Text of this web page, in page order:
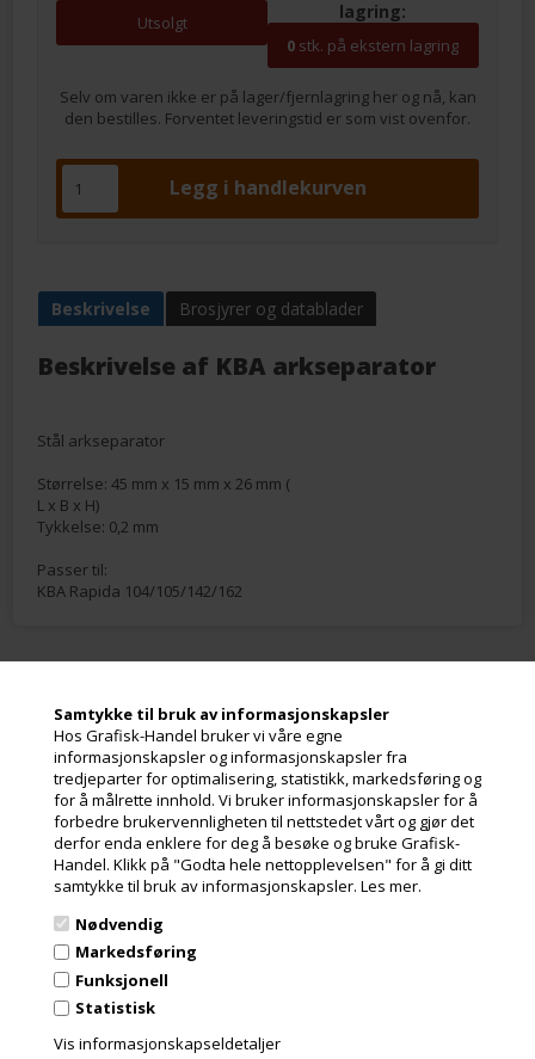
Samtykke til bruk av informasjonskapsler
Hos Grafisk-Handel bruker vi våre egne
informasjonskapsler og informasjonskapsler fra
tredjeparter for optimalisering, statistikk, markedsføring og
for å målrette innhold. Vi bruker informasjonskapsler for å
forbedre brukervennligheten til nettstedet vårt og gjør det
derfor enda enklere for deg å besøke og bruke Grafisk-
Handel. Klikk på "Godta hele nettopplevelsen" for å gi ditt
samtykke til bruk av informasjonskapsler. Les mer.
Nødvendig
Markedsføring
Funksjonell
Statistisk
Vis informasjonskapseldetaljer
Utsolgt
lagring:
0 stk. på ekstern lagring
Selv om varen ikke er på lager/fjernlagring her og nå, kan
den bestilles. Forventet leveringstid er som vist ovenfor.
Beskrivelse Brosjyrer og datablader
Beskrivelse af KBA arkseparator
Stål arkseparator
Størrelse: 45 mm x 15 mm x 26 mm (
L x B x H)
Tykkelse: 0,2 mm
Passer til:
KBA Rapida 104/105/142/162
Meld deg på nyhetsbrevet vårt og få gode
tilbud
Inneholder ofte store besparelser og nyheter. Meld deg på, det er helt
gratis og enkelt å avmelde seg.